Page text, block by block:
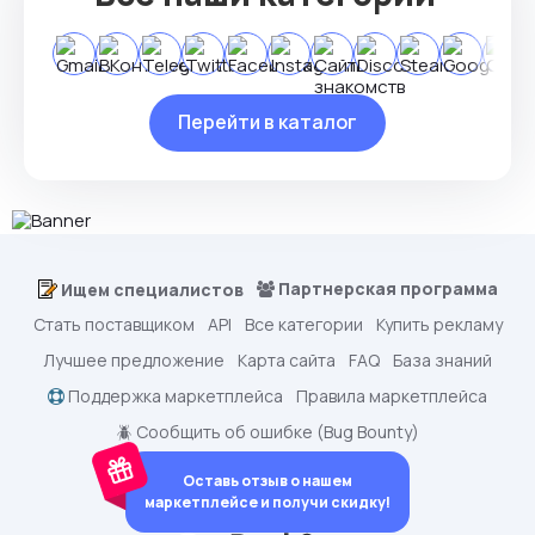
Перейти в каталог
Ищем специалистов
Партнерская программа
Стать поставщиком
API Все категории
Купить рекламу
Лучшее предложение
Карта сайта FAQ
База знаний
Поддержка маркетплейса
Правила маркетплейса
🪲 Сообщить об ошибке (Bug Bounty)
Оставь отзыв о нашем
маркетплейсе и получи скидку!